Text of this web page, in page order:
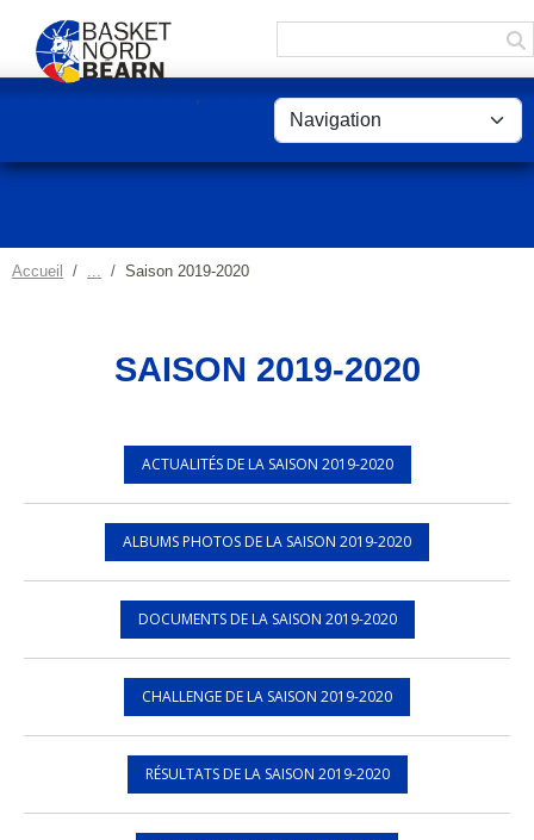
Accueil Saison 2019-2020
SAISON 2019-2020
ACTUALITÉS DE LA SAISON 2019-2020
ALBUMS PHOTOS DE LA SAISON 2019-2020
DOCUMENTS DE LA SAISON 2019-2020
CHALLENGE DE LA SAISON 2019-2020
RÉSULTATS DE LA SAISON 2019-2020